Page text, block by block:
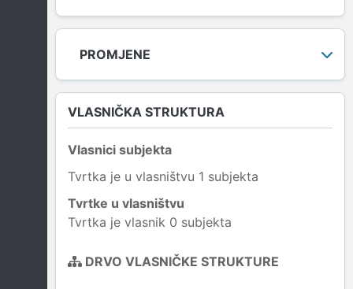
PROMJENE
VLASNIČKA STRUKTURA
Vlasnici subjekta
Tvrtka je u vlasništvu 1 subjekta
Tvrtke u vlasništvu
Tvrtka je vlasnik 0 subjekta
DRVO VLASNIČKE STRUKTURE